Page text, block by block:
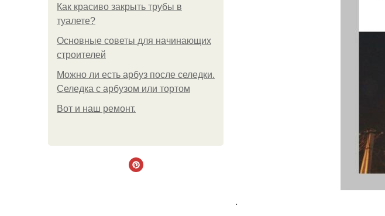
Как красиво закрыть трубы в
туалете?
Основные советы для начинающих
строителей
Можно ли есть арбуз после селедки.
Селедка с арбузом или тортом
Boт и наш ремoнт.
.